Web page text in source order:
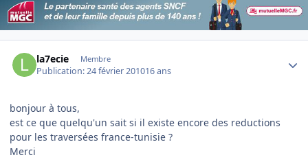
la7ecie Membre
Publication:24 février 201016 ans
bonjour à tous,
est ce que quelqu'un sait si il existe encore des reductions
pour les traversées france-tunisie ?
Merci